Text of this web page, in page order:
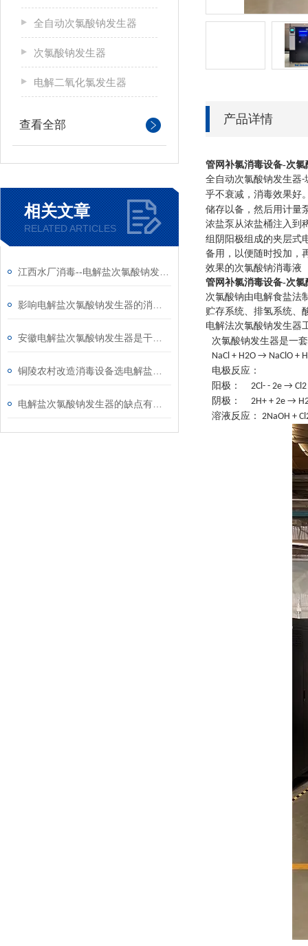
全自动次氯酸钠发生器
次氯酸钠发生器
电解二氧化氯发生器
查看全部
相关文章
RELATED ARTICLES
产品详情
管网补氯消毒设备-次氯
全自动次氯酸钠发生器-
乎不衰减，消毒效果好
储存以备，然后用计量
浓盐泵从浓盐桶注入到
组阴阳极组成的夹层式
备用，以便随时投加，
效果的次氯酸钠消毒液
管网补氯消毒设备-次氯
次氯酸钠由电解食盐法
贮存系统、排氢系统、
电解法次氯酸钠发生器
次氯酸钠发生器是一
NaCl + H2O →
电极反应：
阳极：
2Cl- - 2e → Cl2
阴极：
2H+ + 2e →
溶液反应： 2NaOH +